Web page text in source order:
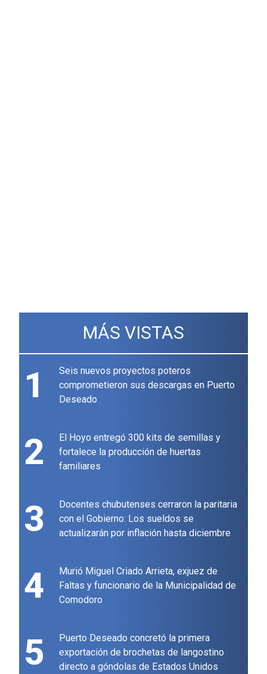
MÁS VISTAS
1
Seis nuevos proyectos poteros
comprometieron sus descargas en Puerto
Deseado
2
El Hoyo entregó 300 kits de semillas y
fortalece la producción de huertas
familiares
3
Docentes chubutenses cerraron la paritaria
con el Gobierno: Los sueldos se
actualizarán por inflación hasta diciembre
4
Murió Miguel Criado Arrieta, exjuez de
Faltas y funcionario de la Municipalidad de
Comodoro
5
Puerto Deseado concretó la primera
exportación de brochetas de langostino
directo a góndolas de Estados Unidos